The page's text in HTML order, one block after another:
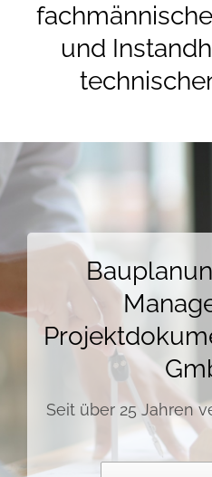
und
Seit über 25 Jahren